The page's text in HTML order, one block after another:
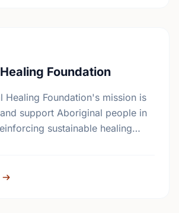
Foundation
Healing Foundation's mission is
support Aboriginal people in
sustainable healing